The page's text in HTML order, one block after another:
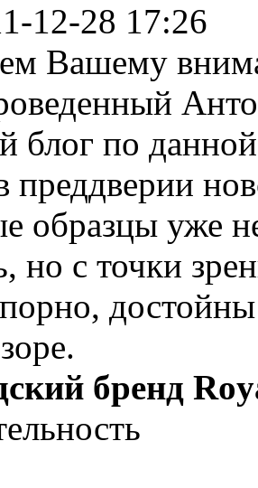
12-28 17:26
Вашему
блог по
преддверии
образцы уже
но с точки
бренд